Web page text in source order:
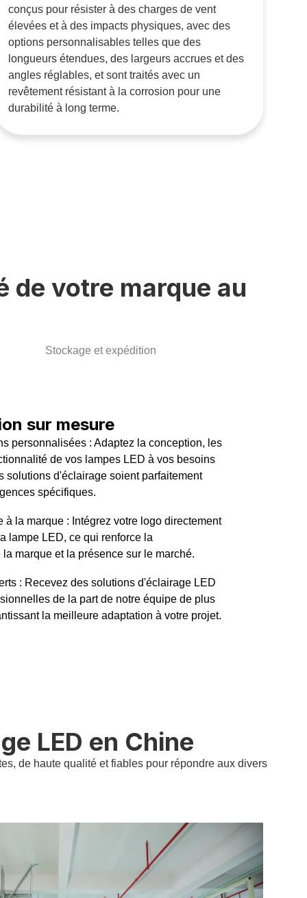
conçus pour résister à des charges de vent
élevées et à des impacts physiques, avec des
options personnalisables telles que des
longueurs étendues, des largeurs accrues et des
angles réglables, et sont traités avec un
revêtement résistant à la corrosion pour une
durabilité à long terme.
de votre marque au
Stockage et expédition
sur mesure
personnalisées : Adaptez la conception, les
de vos lampes LED à vos besoins
solutions d'éclairage soient parfaitement
spécifiques.
à la marque : Intégrez votre logo directement
lampe LED, ce qui renforce la
marque et la présence sur le marché.
: Recevez des solutions d'éclairage LED
de la part de notre équipe de plus
la meilleure adaptation à votre projet.
LED en Chine
de haute qualité et fiables pour répondre aux divers